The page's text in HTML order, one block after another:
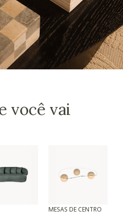
você vai
MESAS DE CENTRO